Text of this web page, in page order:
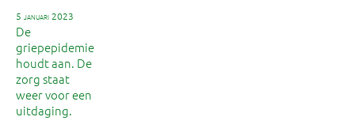
5 januari 2023
De
griepepidemie
houdt aan. De
zorg staat
weer voor een
uitdaging.